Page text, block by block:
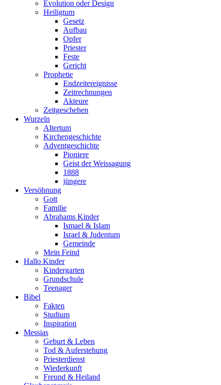
Evolution oder Design
Heiligtum
Gesetz
Aufbau
Opfer
Priester
Feste
Gericht
Prophetie
Endzeitereignisse
Zeitrechnungen
Akteure
Zeitgeschehen
Wurzeln
Altertum
Kirchengeschichte
Adventgeschichte
Pioniere
Geist der Weissagung
1888
jüngere
Versöhnung
Gott
Familie
Abrahams Kinder
Ismael & Islam
Israel & Judentum
Gemeinde
Mein Feind
Hallo Kinder
Kindergarten
Grundschule
Teenager
Bibel
Fakten
Studium
Inspiration
Messias
Geburt & Leben
Tod & Auferstehung
Priesterdienst
Wiederkunft
Freund & Heiland